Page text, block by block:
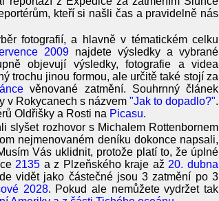
kteří si našli čas a pravidelně nás
fotografií, a hlavně v tématickém celku
2009najdete výsledky a vybrané
objevují výsledky, fotografie a videa
trochu jinou formou, ale určitě také stojí za
věnované zatmění. Souhrnný článek
v Rokycanech s názvem "Jak to dopadlo?".
Oldřišky a Rosti na Picasu.
slyšet rozhovor s Michalem Rottenbornem
nejmenovaném deníku dokonce napsali,
Vás uklidnit, protože platí to, že úplné
2135 a z Plzeňského kraje až 20. dubna
vidět jako částečné jsou 3 zatmění po 3
2028. Pokud ale nemůžete vydržet tak